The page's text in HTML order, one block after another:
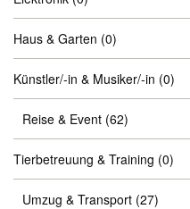
Haus & Garten (0)
Künstler/-in & Musiker/-in (0)
Reise & Event (62)
Tierbetreuung & Training (0)
Umzug & Transport (27)